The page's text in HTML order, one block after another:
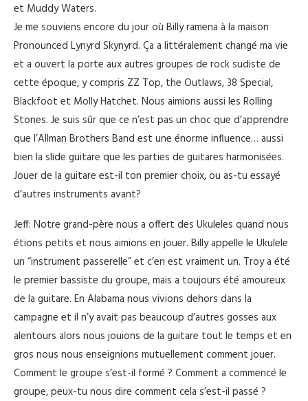
et Muddy Waters.
Je me souviens encore du jour où Billy ramena à la maison
Pronounced Lynyrd Skynyrd. Ça a littéralement changé ma vie
et a ouvert la porte aux autres groupes de rock sudiste de
cette époque, y compris ZZ Top, the Outlaws, 38 Special,
Blackfoot et Molly Hatchet. Nous aimions aussi les Rolling
Stones. Je suis sûr que ce n’est pas un choc que d’apprendre
que l’Allman Brothers Band est une énorme influence… aussi
bien la slide guitare que les parties de guitares harmonisées.
Jouer de la guitare est-il ton premier choix, ou as-tu essayé
d’autres instruments avant?
Jeff: Notre grand-père nous a offert des Ukuleles quand nous
étions petits et nous aimions en jouer. Billy appelle le Ukulele
un “instrument passerelle” et c’en est vraiment un. Troy a été
le premier bassiste du groupe, mais a toujours été amoureux
de la guitare. En Alabama nous vivions dehors dans la
campagne et il n’y avait pas beaucoup d’autres gosses aux
alentours alors nous jouions de la guitare tout le temps et en
gros nous nous enseignions mutuellement comment jouer.
Comment le groupe s’est-il formé ? Comment a commencé le
groupe, peux-tu nous dire comment cela s’est-il passé ?